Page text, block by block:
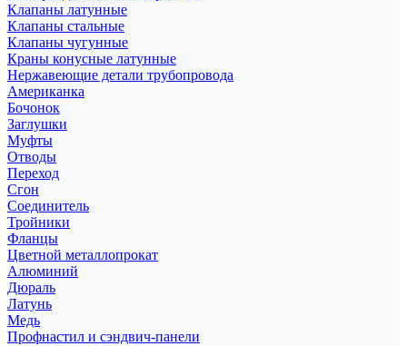
Клапаны латунные
Клапаны стальные
Клапаны чугунные
Краны конусные латунные
Нержавеющие детали трубопровода
Американка
Бочонок
Заглушки
Муфты
Отводы
Переход
Сгон
Соединитель
Тройники
Фланцы
Цветной металлопрокат
Алюминий
Дюраль
Латунь
Медь
Профнастил и сэндвич-панели